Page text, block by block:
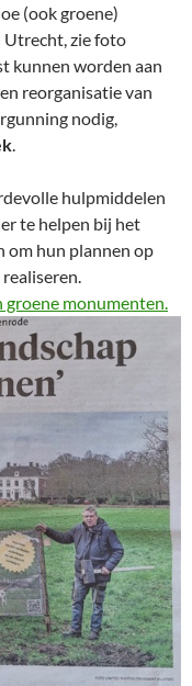
(ook groene)
Utrecht, zie foto
kunnen worden aan
reorganisatie van
nodig,
hulpmiddelen
te helpen bij het
om hun plannen op
monumenten.